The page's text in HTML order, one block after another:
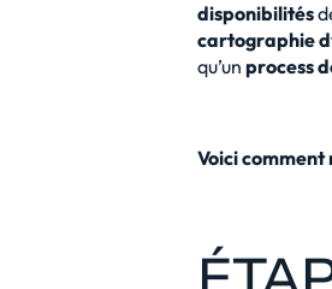
disponibilités
cartographie
qu’un process
Voici